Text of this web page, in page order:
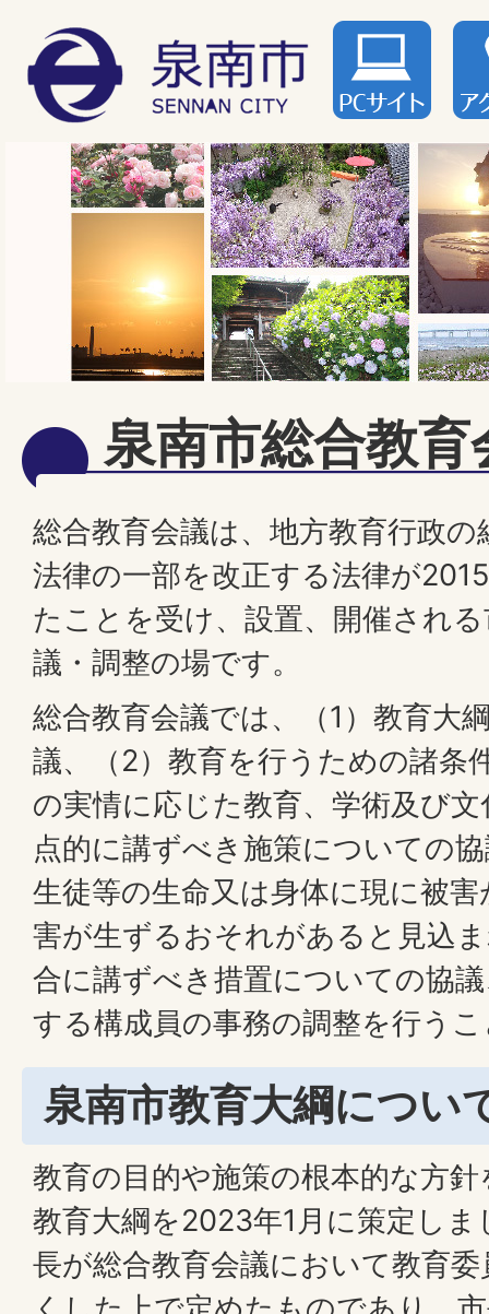
泉南市総合教育
総合教育会議は、地方教育行政
法律の一部を改正する法律が
たことを受け、設置、開催され
議・調整の場です。
総合教育会議では、（1）教育大
議、（2）教育を行うための諸条
の実情に応じた教育、学術及び
点的に講ずべき施策についての
生徒等の生命又は身体に現に被
害が生ずるおそれがあると見込
合に講ずべき措置についての協
する構成員の事務の調整を行う
泉南市教育大綱につい
教育の目的や施策の根本的な方
教育大綱を2023年1月に策定し
長が総合教育会議において教育